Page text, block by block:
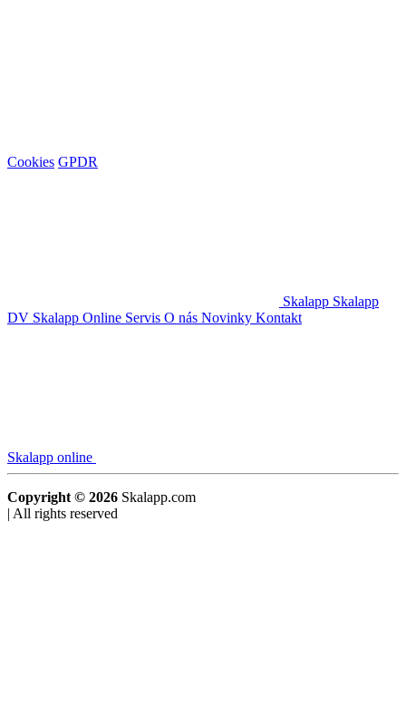
Cookies GPDR
Skalapp Skalapp
DV Skalapp Online Servis O nás Novinky Kontakt
Skalapp online
Copyright © 2026 Skalapp.com
| All rights reserved